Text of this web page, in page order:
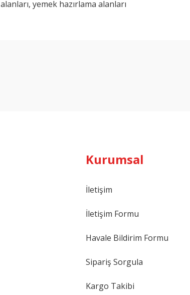
yemek hazırlama alanları
Kurumsal
İletişim
İletişim Formu
Havale Bildirim Formu
Sipariş Sorgula
Kargo Takibi